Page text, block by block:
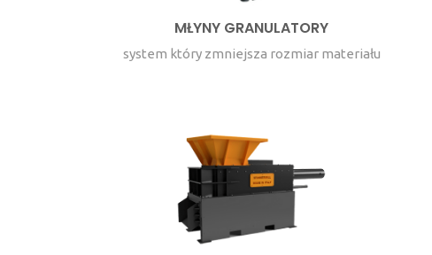
MŁYNY GRANULATORY
system który zmniejsza rozmiar materiału